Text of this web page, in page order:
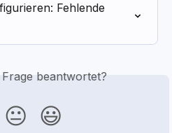
Fehlende
beantwortet?
😐 😃